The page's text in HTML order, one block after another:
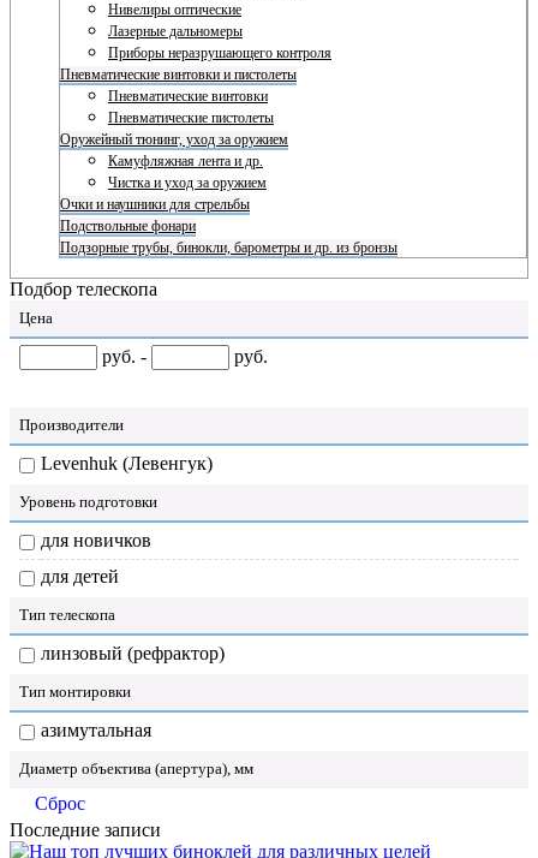
Нивелиры оптические
Лазерные дальномеры
Приборы неразрушающего контроля
Пневматические винтовки и пистолеты
Пневматические винтовки
Пневматические пистолеты
Оружейный тюнинг, уход за оружием
Камуфляжная лента и др.
Чистка и уход за оружием
Очки и наушники для стрельбы
Подствольные фонари
Подзорные трубы, бинокли, барометры и др. из бронзы
Подбор телескопа
Цена
руб. - руб.
Производители
Levenhuk (Левенгук)
Уровень подготовки
для новичков
для детей
Тип телескопа
линзовый (рефрактор)
Тип монтировки
азимутальная
Диаметр объектива (апертура), мм
Сброс
Последние записи